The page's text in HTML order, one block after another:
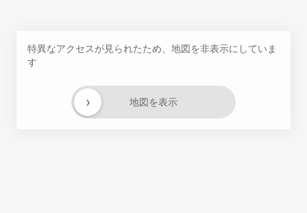
特異なアクセスが見られたため、地図を非表示にしていま
す
地図を表示
›